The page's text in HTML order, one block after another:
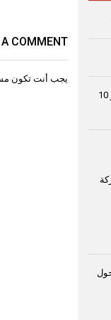
A COMMENT
يجب أنت تكون
إنتاج القمح في مصر خلال موسم 2026، يتجاوز 10
حول